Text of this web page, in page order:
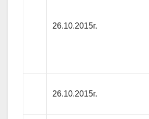
26.10.2015г.
26.10.2015г.